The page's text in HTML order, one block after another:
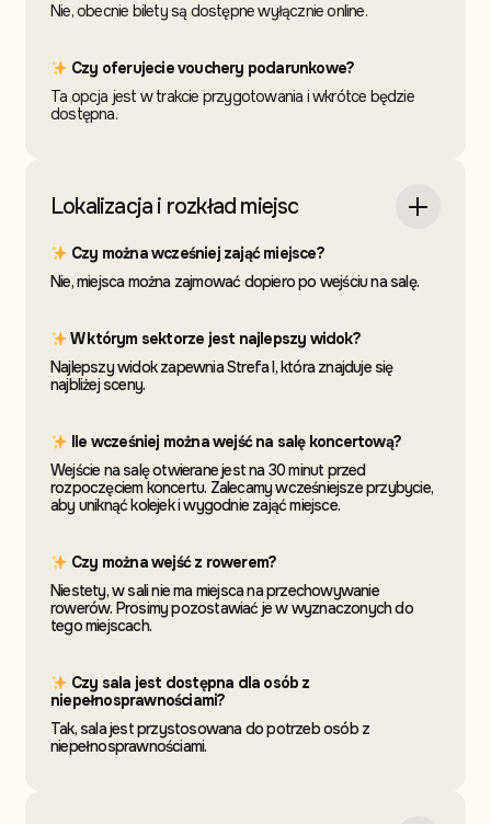
Nie, obecnie bilety są dostępne wyłącznie online.
Czy oferujecie vouchery podarunkowe?
Ta opcja jest w trakcie przygotowania i wkrótce będzie
dostępna.
Lokalizacja i rozkład miejsc
Czy można wcześniej zająć miejsce?
Nie, miejsca można zajmować dopiero po wejściu na salę.
W którym sektorze jest najlepszy widok?
Najlepszy widok zapewnia Strefa I, która znajduje się
najbliżej sceny.
Ile wcześniej można wejść na salę koncertową?
Wejście na salę otwierane jest na 30 minut przed
rozpoczęciem koncertu. Zalecamy wcześniejsze przybycie,
aby uniknąć kolejek i wygodnie zająć miejsce.
Czy można wejść z rowerem?
Niestety, w sali nie ma miejsca na przechowywanie
rowerów. Prosimy pozostawiać je w wyznaczonych do
tego miejscach.
Czy sala jest dostępna dla osób z
niepełnosprawnościami?
Tak, sala jest przystosowana do potrzeb osób z
niepełnosprawnościami.